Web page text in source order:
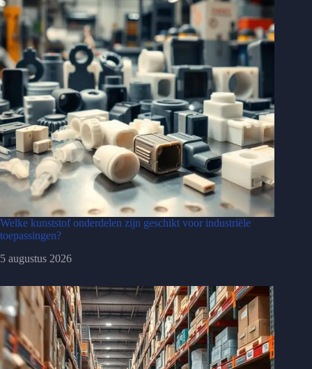
Welke kunststof onderdelen zijn geschikt voor industriële
toepassingen?
5 augustus 2026